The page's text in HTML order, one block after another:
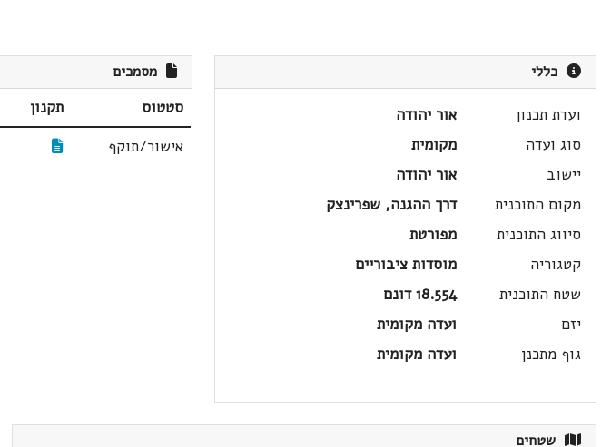
כללי
ועדת תכנון
אור יהודה
סוג ועדה
מקומית
יישוב
אור יהודה
מקום התוכנית
דרך ההגנה, שפרינצק
סיווג התוכנית
מפורטת
קטגוריה
מוסדות ציבוריים
שטח התוכנית
18.554 דונם
יזם
ועדה מקומית
גוף מתכנן
ועדה מקומית
מסמכים
סטטוס תקנון
אישור/תוקף
שטחים